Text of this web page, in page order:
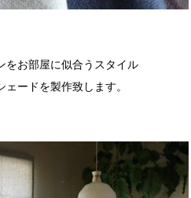
をお部屋に似合うスタイル
ードを製作致します。